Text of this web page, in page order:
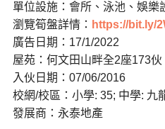
單位設施：會所、泳池、娛樂
瀏覽筍盤詳情： https://bit.ly/
廣告日期：17/1/2022
屋苑：何文田山畔全2座173伙
入伙日期：07/06/2016
校網/校區：小學: 35; 中學: 九
發展商：永泰地產